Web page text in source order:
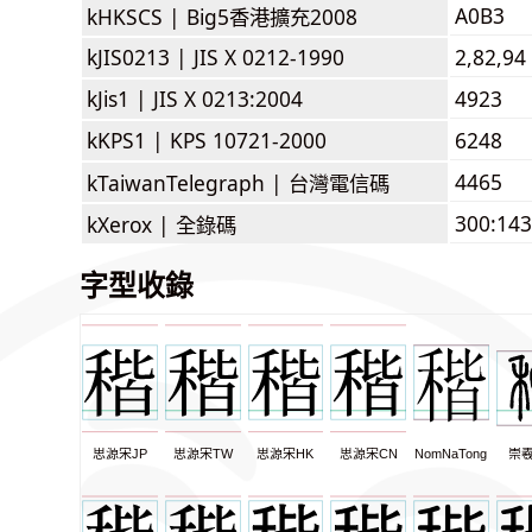
kHKSCS | Big5香港擴充2008
A0B3
kJIS0213 | JIS X 0212-1990
2,82,94
kJis1 | JIS X 0213:2004
4923
kKPS1 | KPS 10721-2000
6248
kTaiwanTelegraph | 台灣電信碼
4465
kXerox | 全錄碼 300:143
字型收錄
思源宋JP 思源宋TW 思源宋HK 思源宋CN NomNaTong 崇